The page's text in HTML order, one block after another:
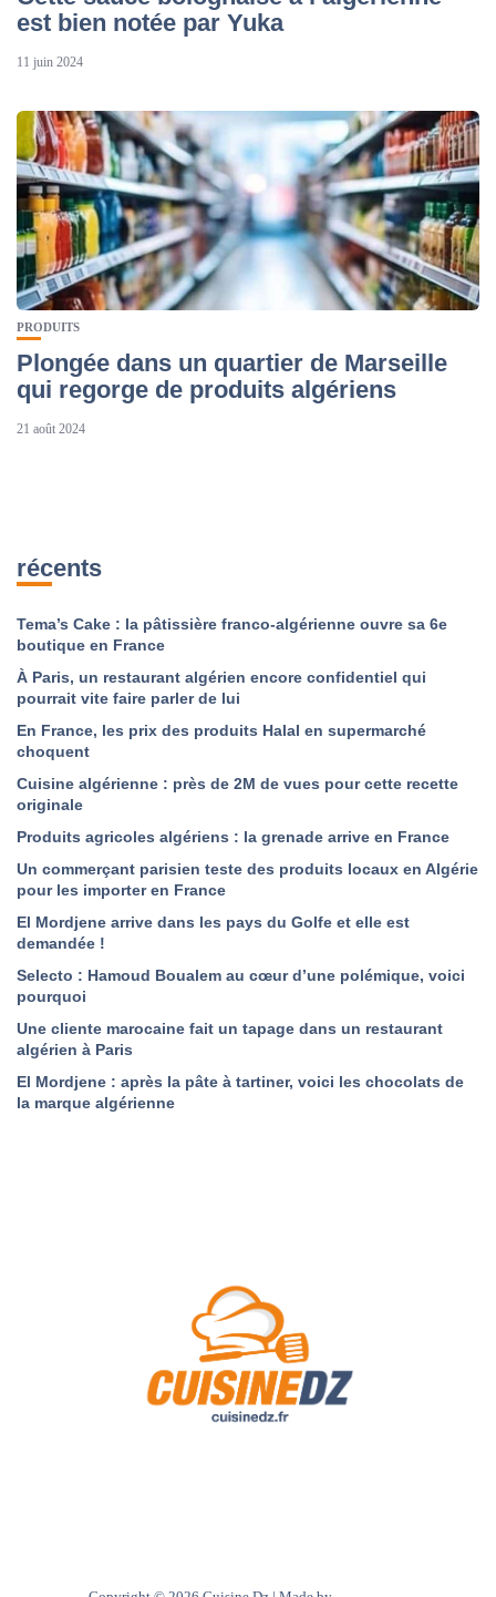
est bien notée par Yuka
11 juin 2024
PRODUITS
Plongée dans un quartier de Marseille
qui regorge de produits algériens
21 août 2024
récents
Tema’s Cake : la pâtissière franco-algérienne ouvre sa 6e
boutique en France
À Paris, un restaurant algérien encore confidentiel qui
pourrait vite faire parler de lui
En France, les prix des produits Halal en supermarché
choquent
Cuisine algérienne : près de 2M de vues pour cette recette
originale
Produits agricoles algériens : la grenade arrive en France
Un commerçant parisien teste des produits locaux en Algérie
pour les importer en France
El Mordjene arrive dans les pays du Golfe et elle est
demandée !
Selecto : Hamoud Boualem au cœur d’une polémique, voici
pourquoi
Une cliente marocaine fait un tapage dans un restaurant
algérien à Paris
El Mordjene : après la pâte à tartiner, voici les chocolats de
la marque algérienne